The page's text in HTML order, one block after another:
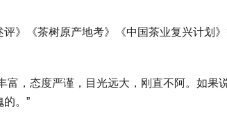
》《茶树原产地考》《中国茶业复兴计划
，态度严谨，目光远大，刚直不阿。如果
。”